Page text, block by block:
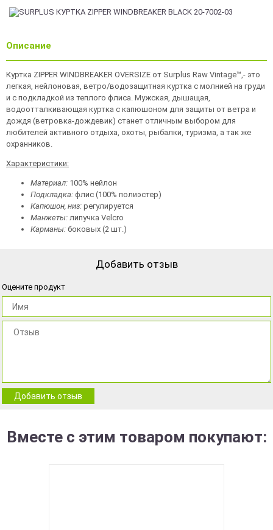
Описание
Куртка ZIPPER WINDBREAKER OVERSIZE от Surplus Raw Vintage™,- это
легкая, нейлоновая, ветро/водозащитная куртка с молнией на груди
и с подкладкой из теплого флиса. Мужская, дышащая,
водоотталкивающая куртка с капюшоном для защиты от ветра и
дождя (ветровка-дождевик) станет отличным выбором для
любителей активного отдыха, охоты, рыбалки, туризма, а так же
охранников.
Характеристики:
Материал: 100% нейлон
Подкладка: флис (100% полиэстер)
Капюшон, низ: регулируется
Манжеты: липучка Velcro
Карманы: боковых (2 шт.)
Добавить отзыв
Оцените продукт
Добавить отзыв
Вместе с этим товаром покупают: